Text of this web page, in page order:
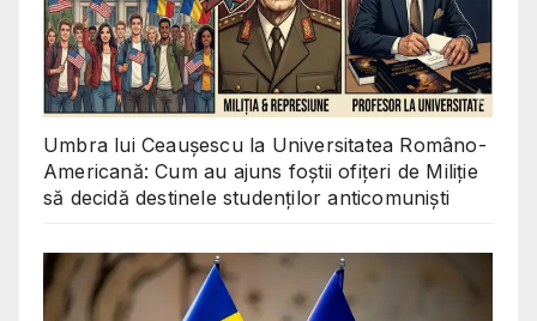
Umbra lui Ceaușescu la Universitatea Româno-
Americană: Cum au ajuns foștii ofițeri de Miliție
să decidă destinele studenților anticomuniști